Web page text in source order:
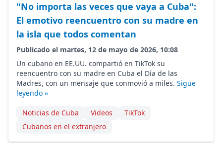
"No importa las veces que vaya a Cuba":
El emotivo reencuentro con su madre en
la isla que todos comentan
Publicado el martes, 12 de mayo de 2026, 10:08
Un cubano en EE.UU. compartió en TikTok su
reencuentro con su madre en Cuba el Día de las
Madres, con un mensaje que conmovió a miles. Sigue
leyendo »
Noticias de Cuba Videos
TikTok
Cubanos en el extranjero